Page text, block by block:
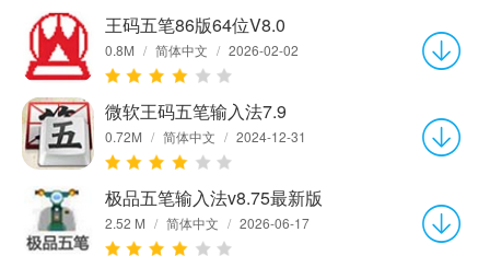
王码五笔86版64位V8.0
0.8M / 简体中文 / 2026-02-02
微软王码五笔输入法7.9
0.72M / 简体中文 / 2024-12-31
极品五笔输入法v8.75最新版
2.52 M / 简体中文 / 2026-06-17